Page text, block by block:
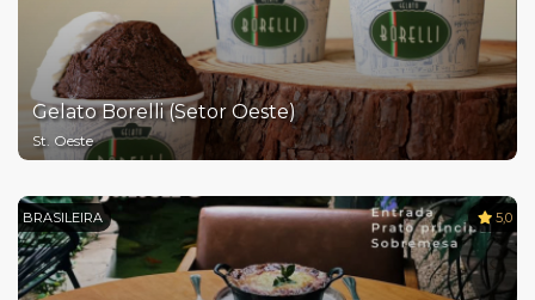
Gelato Borelli (Setor Oeste)
St. Oeste
BRASILEIRA 5,0